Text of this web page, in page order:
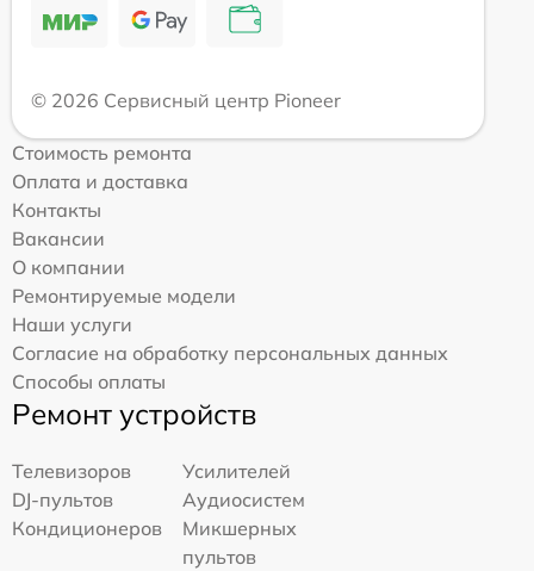
© 2026 Сервисный центр Pioneer
Стоимость ремонта
Оплата и доставка
Контакты
Вакансии
О компании
Ремонтируемые модели
Наши услуги
Согласие на обработку персональных данных
Способы оплаты
Ремонт устройств
Телевизоров
Усилителей
DJ-пультов
Аудиосистем
Кондиционеров
Микшерных
пультов